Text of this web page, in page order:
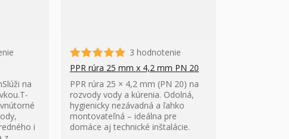
na
i
3 hodnotenie
PPR rúra 25 mm x 4,2 mm PN 20
PPR rúra 25 × 4,2 mm (PN 20) na
rozvody vody a kúrenia. Odolná,
hygienicky nezávadná a ľahko
montovateľná – ideálna pre
domáce aj technické inštalácie.